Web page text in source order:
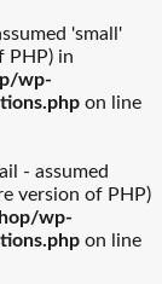
'small'
PHP) in
wp-
on line
- assumed
version of PHP)
wp-
on line
ネスズセラミックス